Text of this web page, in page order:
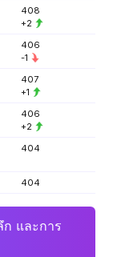
408
+2
406
-1
407
+1
406
+2
404
404
และการ